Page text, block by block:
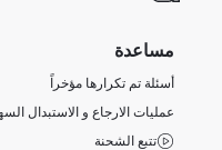
مساعدة
أسئلة تم تكرارها مؤخراً
عمليات الارجاع و الاستبدال
تتبع الشحنة